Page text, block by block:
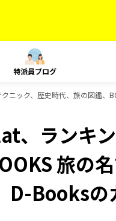
特派員ブログ
ニック、歴史時代、旅の図鑑、
、ランキ
旅の
D-Booksの